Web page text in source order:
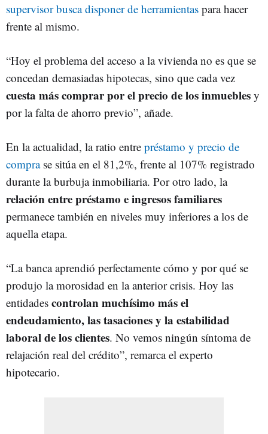
supervisor busca disponer de herramientas para hacer
frente al mismo.
“Hoy el problema del acceso a la vivienda no es que se
concedan demasiadas hipotecas, sino que cada vez
cuesta más comprar por el precio de los inmuebles y
por la falta de ahorro previo”, añade.
En la actualidad, la ratio entre préstamo y precio de
comprase sitúa en el 81,2%, frente al 107% registrado
durante la burbuja inmobiliaria. Por otro lado, la
relación entre préstamo e ingresos familiares
permanece también en niveles muy inferiores a los de
aquella etapa.
“La banca aprendió perfectamente cómo y por qué se
produjo la morosidad en la anterior crisis. Hoy las
entidades controlan muchísimo más el
endeudamiento, las tasaciones y la estabilidad
laboral de los clientes. No vemos ningún síntoma de
relajación real del crédito”, remarca el experto
hipotecario.